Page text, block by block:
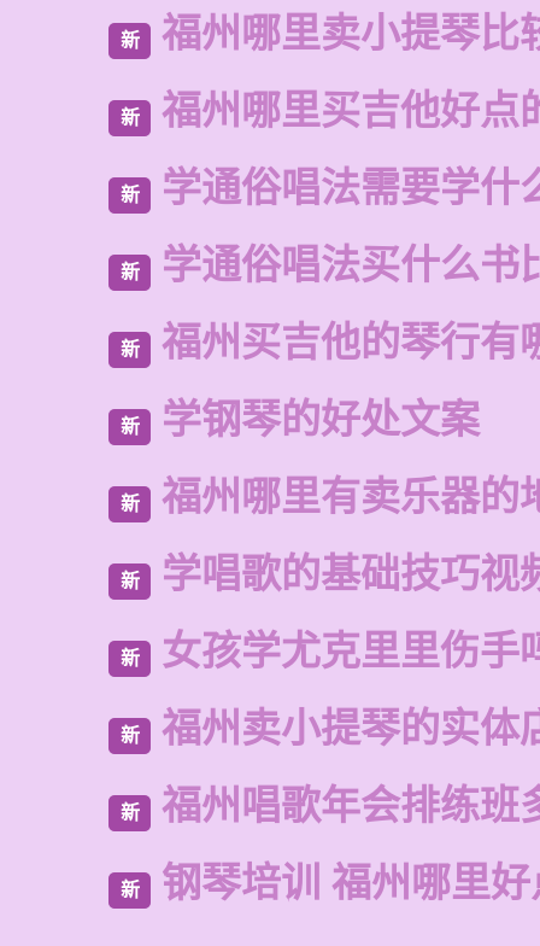
新 福州哪里卖小提琴比
新 福州哪里买吉他好点
新 学通俗唱法需要学什
新 学通俗唱法买什么书
新 福州买吉他的琴行有
新 学钢琴的好处文案
新 福州哪里有卖乐器的
新 学唱歌的基础技巧视
新 女孩学尤克里里伤手
新 福州卖小提琴的实体
新 福州唱歌年会排练班
新 钢琴培训 福州哪里